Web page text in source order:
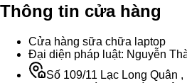
Thông tin cửa hàng
Cửa hàng sữa chữa laptop
Đại diện pháp luật: Nguyễn
Số 109/11 Lạc Long Quân